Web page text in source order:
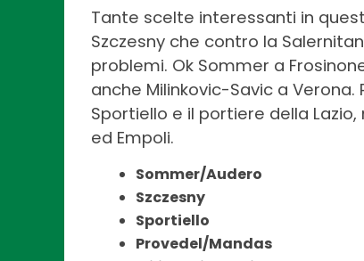
Tante scelte interessanti in
Szczesny che contro la
problemi. Ok Sommer a
anche Milinkovic-Savic a
Sportiello e il portiere della
ed Empoli.
Sommer/Audero
Szczesny
Sportiello
Provedel/Mandas